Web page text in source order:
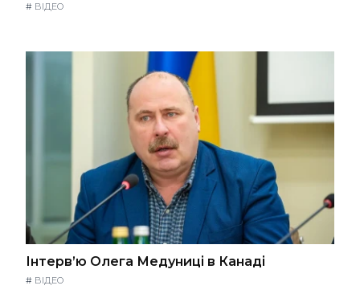
# ВІДЕО
Інтерв’ю Олега Медуниці в Канаді
# ВІДЕО